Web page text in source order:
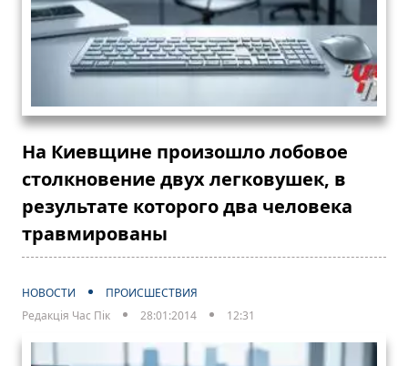
На Киевщине произошло лобовое
столкновение двух легковушек, в
результате которого два человека
травмированы
НОВОСТИ
ПРОИСШЕСТВИЯ
Редакція Час Пік
28:01:2014 12:31